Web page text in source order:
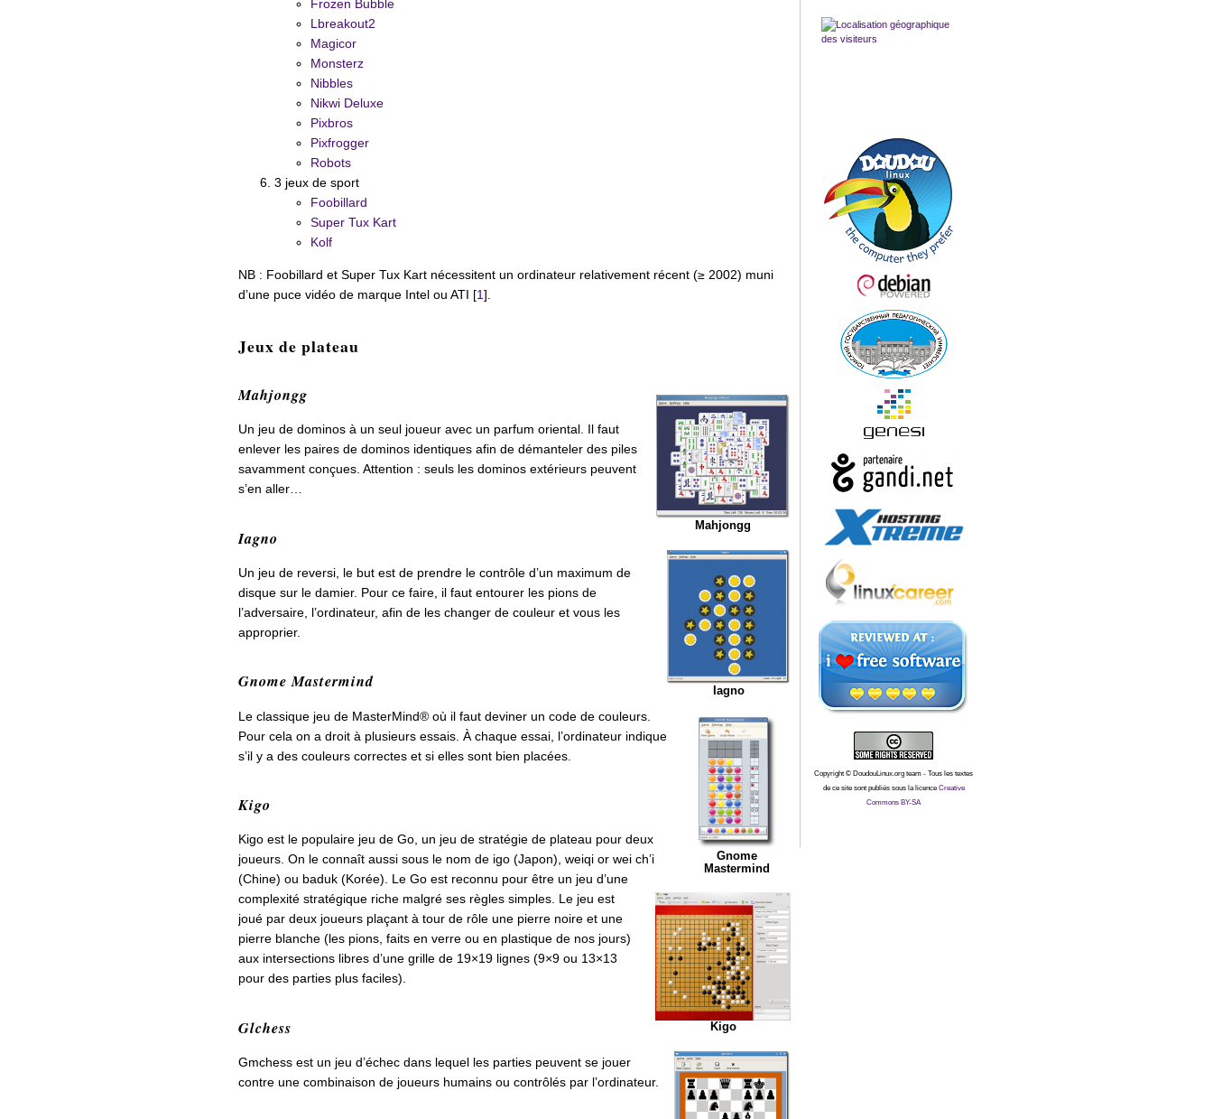
Frozen Bubble
Lbreakout2
Magicor
Monsterz
Nibbles
Nikwi Deluxe
Pixbros
Pixfrogger
Robots
3 jeux de sport
Foobillard
Super Tux Kart
Kolf
NB : Foobillard et Super Tux Kart nécessitent un ordinateur relativement récent (≥ 2002) muni
d’une puce vidéo de marque Intel ou ATI [1].
Jeux de plateau
Mahjongg
Mahjongg
Un jeu de dominos à un seul joueur avec un parfum oriental. Il faut
enlever les paires de dominos identiques afin de démanteler des piles
savamment conçues. Attention : seuls les dominos extérieurs peuvent
s’en aller…
Iagno
Iagno
Un jeu de reversi, le but est de prendre le contrôle d’un maximum de
disque sur le damier. Pour ce faire, il faut entourer les pions de
l’adversaire, l’ordinateur, afin de les changer de couleur et vous les
approprier.
Gnome
Mastermind
Gnome Mastermind
Le classique jeu de MasterMind® où il faut deviner un code de couleurs.
Pour cela on a droit à plusieurs essais. À chaque essai, l’ordinateur indique
s’il y a des couleurs correctes et si elles sont bien placées.
Kigo
Kigo
Kigo est le populaire jeu de Go, un jeu de stratégie de plateau pour deux
joueurs. On le connaît aussi sous le nom de igo (Japon), weiqi or wei ch’i
(Chine) ou baduk (Korée). Le Go est reconnu pour être un jeu d’une
complexité stratégique riche malgré ses règles simples. Le jeu est
joué par deux joueurs plaçant à tour de rôle une pierre noire et une
pierre blanche (les pions, faits en verre ou en plastique de nos jours)
aux intersections libres d’une grille de 19×19 lignes (9×9 ou 13×13
pour des parties plus faciles).
Glchess
Gmchess est un jeu d’échec dans lequel les parties peuvent se jouer
contre une combinaison de joueurs humains ou contrôlés par l’ordinateur.
Copyright © DoudouLinux.org team - Tous les textes
de ce site sont publiés sous la licence Creative
Commons BY-SA